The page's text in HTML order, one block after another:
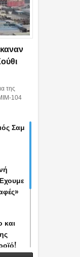
της
104
Σαμ
και